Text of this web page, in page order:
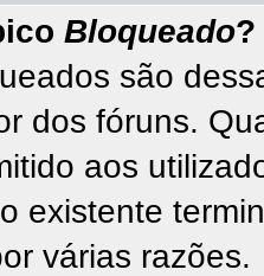
Bloqueado?
são
dos fóruns.
aos
existente
várias razões.